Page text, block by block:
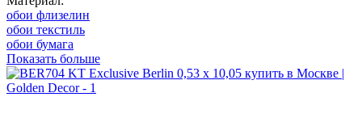
обои флизелин
обои текстиль
обои бумага
Показать больше